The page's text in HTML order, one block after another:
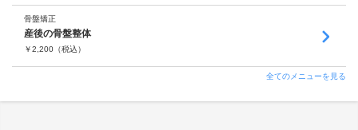
骨盤矯正
産後の骨盤整体
￥2,200 （税込）
全てのメニューを見る